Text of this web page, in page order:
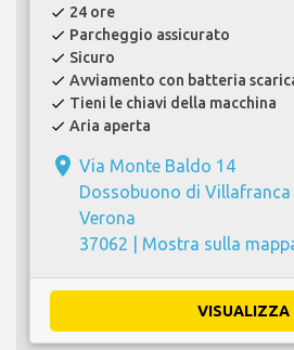
check 24 ore
check Parcheggio assicurato
check Sicuro
check Avviamento con batteria
check Tieni le chiavi della macchina
check Aria aperta
place Via Monte Baldo 14
Dossobuono di Villafranca
Verona
37062 | Mostra sulla
VISUALIZZA